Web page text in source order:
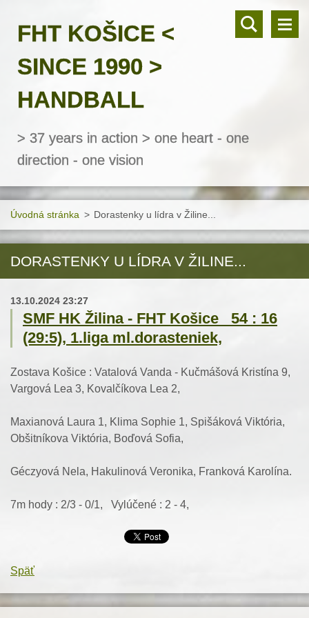
FHT KOŠICE <
SINCE 1990 >
HANDBALL
> 37 years in action > one heart - one
direction - one vision
Úvodná stránka > Dorastenky u lídra v Žiline...
DORASTENKY U LÍDRA V ŽILINE...
13.10.2024 23:27
SMF HK Žilina - FHT Košice 54 : 16
(29:5), 1.liga ml.dorasteniek,
Zostava Košice : Vatalová Vanda - Kučmášová Kristína 9,
Vargová Lea 3, Kovalčíkova Lea 2,
Maxianová Laura 1, Klima Sophie 1, Spišáková Viktória,
Obšitníkova Viktória, Boďová Sofia,
Géczyová Nela, Hakulinová Veronika, Franková Karolína.
7m hody : 2/3 - 0/1, Vylúčené : 2 - 4,
Späť